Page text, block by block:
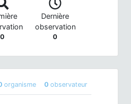
0
Dernière
observation
0
organisme 0 observateur